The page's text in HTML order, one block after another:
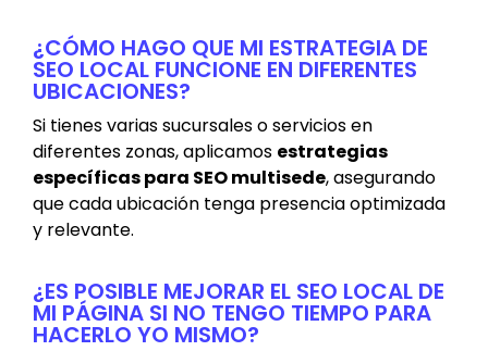
¿CÓMO HAGO QUE MI ESTRATEGIA DE
SEO LOCAL FUNCIONE EN DIFERENTES
UBICACIONES?
Si tienes varias sucursales o servicios en
diferentes zonas, aplicamos estrategias
específicas para SEO multisede, asegurando
que cada ubicación tenga presencia optimizada
y relevante.
¿ES POSIBLE MEJORAR EL SEO LOCAL DE
MI PÁGINA SI NO TENGO TIEMPO PARA
HACERLO YO MISMO?